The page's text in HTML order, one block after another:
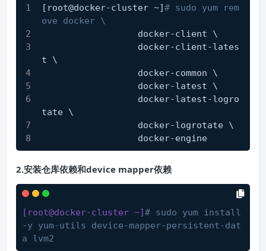
[root@docker-cluster ~]# sudo yum rem
ove docker \
                  docker-client \
t \
                  docker-common \
                  docker-latest \
tate \
                  docker-logrotate \
                  docker-engine
2.安装仓库依赖和device mapper依赖
[root@docker-cluster ~]# sudo yum install
-y yum-utils device-mapper-persistent-dat
a lvm2